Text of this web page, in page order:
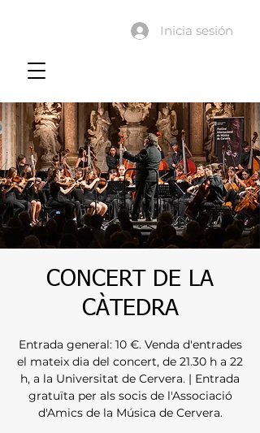
Inicia sesión
CONCERT DE LA
CÀTEDRA
Entrada general: 10 €. Venda d'entrades
el mateix dia del concert, de 21.30 h a 22
h, a la Universitat de Cervera. | Entrada
gratuïta per als socis de l'Associació
d'Amics de la Música de Cervera.